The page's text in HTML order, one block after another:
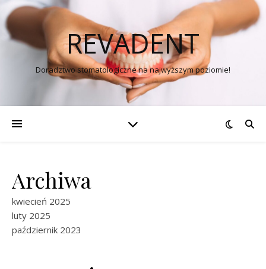
REVADENT
Doradztwo stomatologiczne na najwyższym poziomie!
Archiwa
kwiecień 2025
luty 2025
październik 2023